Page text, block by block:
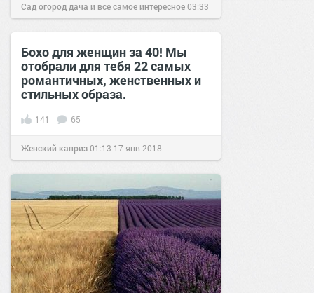
Сад огород дача и все самое интересное03:33
03 сен 2018
Бохо для женщин за 40! Мы
отобрали для тебя 22 самых
романтичных, женственных и
стильных образа.
141 65
Женский каприз01:13 17 янв 2018